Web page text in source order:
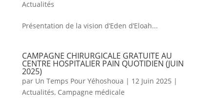
Actualités
Présentation de la vision d’Eden d’Eloah...
CAMPAGNE CHIRURGICALE GRATUITE AU
CENTRE HOSPITALIER PAIN QUOTIDIEN (JUIN
2025)
par Un Temps Pour Yéhoshoua | 12 Juin 2025 |
Actualités, Campagne médicale